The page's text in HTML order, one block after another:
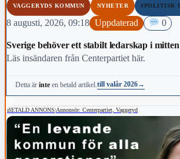
VAGGERYDS KOMMUN NYHETER #POLITISK
8 augusti, 2026, 09:18 Uppdaterad 0
Sverige behöver ett stabilt ledarskap i
Läs insändaren från Centerpartiet här.
Detta ärinte en betald artikel.till valår 2026→
BETALD ANNONS|Annonsör: Centerpartiet, Vaggeryd